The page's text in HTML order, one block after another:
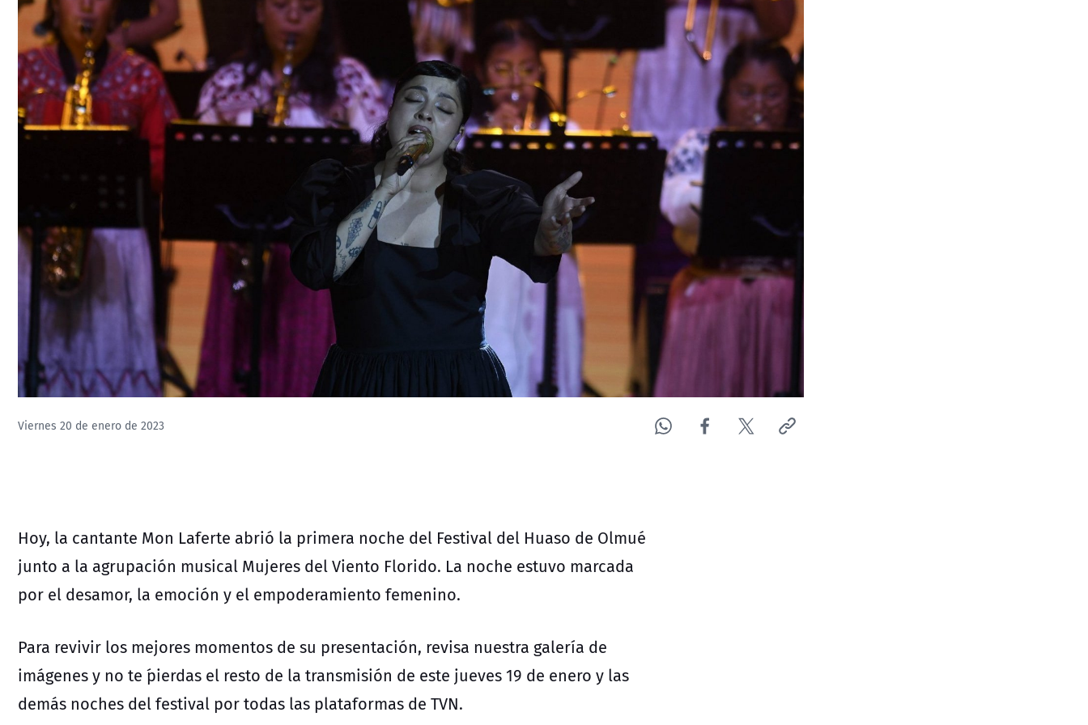
Viernes 20 de enero de 2023
Hoy, la cantante Mon Laferte abrió la primera noche del Festival del Huaso de Olmué
junto a la agrupación musical Mujeres del Viento Florido. La noche estuvo marcada
por el desamor, la emoción y el empoderamiento femenino.
Para revivir los mejores momentos de su presentación, revisa nuestra galería de
imágenes y no te ´pierdas el resto de la transmisión de este jueves 19 de enero y las
demás noches del festival por todas las plataformas de TVN.